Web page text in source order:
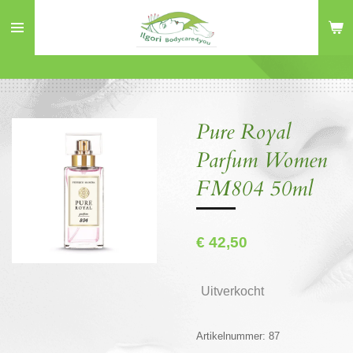
direct
hoofdinhoud
Pure Royal
Parfum Women
FM804 50ml
€ 42,50
Uitverkocht
Artikelnummer: 87